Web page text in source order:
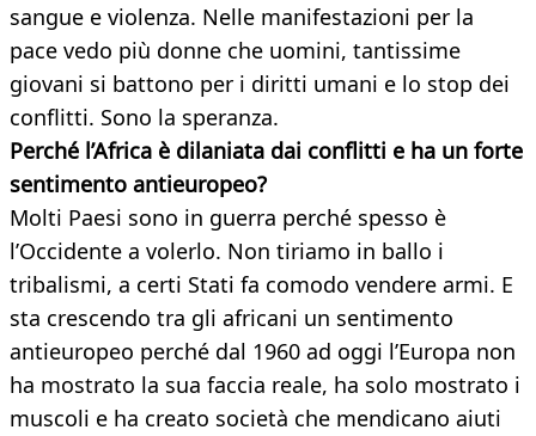
sangue e violenza. Nelle manifestazioni per la
pace vedo più donne che uomini, tantissime
giovani si battono per i diritti umani e lo stop dei
conflitti. Sono la speranza.
Perché l’Africa è dilaniata dai conflitti e ha un forte
sentimento antieuropeo?
Molti Paesi sono in guerra perché spesso è
l’Occidente a volerlo. Non tiriamo in ballo i
tribalismi, a certi Stati fa comodo vendere armi. E
sta crescendo tra gli africani un sentimento
antieuropeo perché dal 1960 ad oggi l’Europa non
ha mostrato la sua faccia reale, ha solo mostrato i
muscoli e ha creato società che mendicano aiuti